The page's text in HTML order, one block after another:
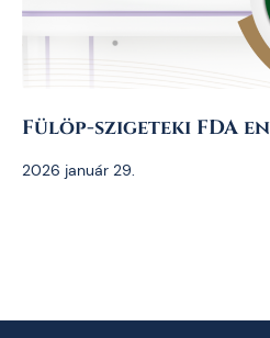
Fülöp-szigeteki FDA
2026 január 29.